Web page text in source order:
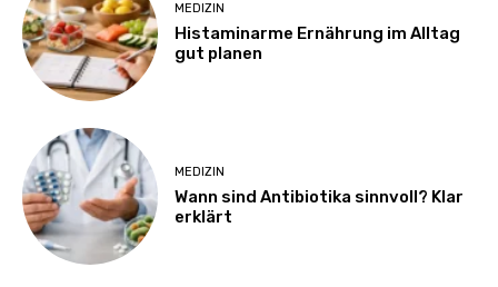
MEDIZIN
Histaminarme Ernährung im Alltag
gut planen
MEDIZIN
Wann sind Antibiotika sinnvoll? Klar
erklärt